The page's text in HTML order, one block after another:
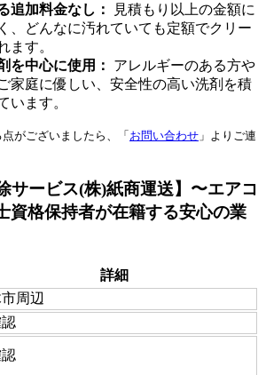
追加料金なし：
見積もり以上の金額に
、どんなに汚れていても定額でクリー
ます。
を中心に使用：
アレルギーのある方や
家庭に優しい、安全性の高い洗剤を積
います。
がございましたら、「 お問い合わせ 」よりご連
サービス(株)紙商運送】〜エアコ
資格保持者が在籍する安心の業
詳細
周辺